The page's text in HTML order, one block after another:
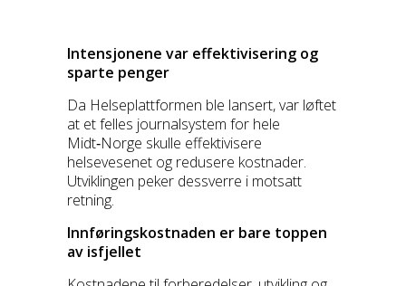
Intensjonene var effektivisering og
sparte penger
Da Helseplattformen ble lansert, var løftet
at et felles journalsystem for hele
Midt‑Norge skulle effektivisere
helsevesenet og redusere kostnader.
Utviklingen peker dessverre i motsatt
retning.
Innføringskostnaden er bare toppen
av isfjellet